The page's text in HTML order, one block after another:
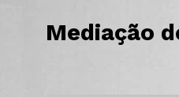
Mediação